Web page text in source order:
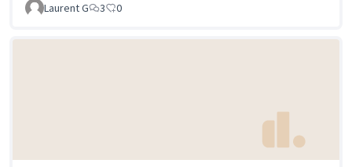
Laurent G 3 0